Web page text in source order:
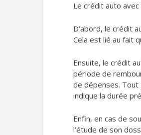
Le crédit auto
D’abord, le crédit
Cela est lié au fait
Ensuite, le crédit
période de
de dépenses. Tout
indique la durée
Enfin, en cas de
l’étude de son